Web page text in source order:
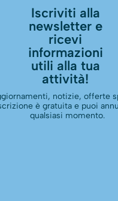
Iscriviti alla
newsletter e
ricevi
informazioni
utili alla tua
attività!
notizie, offerte
è gratuita e puoi
qualsiasi momento.